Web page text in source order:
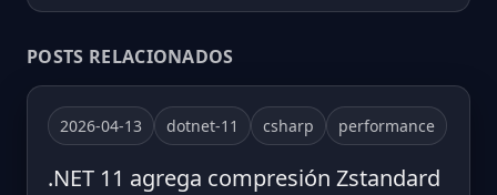
POSTS RELACIONADOS
2026-04-13 dotnet-11 csharp performance
.NET 11 agrega compresión Zstandard